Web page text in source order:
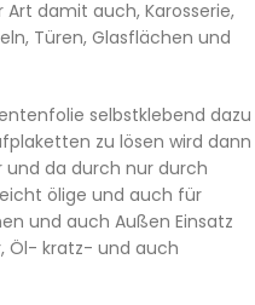
damit auch, Karosserie,
Türen, Glasflächen und
selbstklebend dazu
zu lösen wird dann
und da durch nur durch
ölige und auch für
und auch Außen Einsatz
Öl- kratz- und auch